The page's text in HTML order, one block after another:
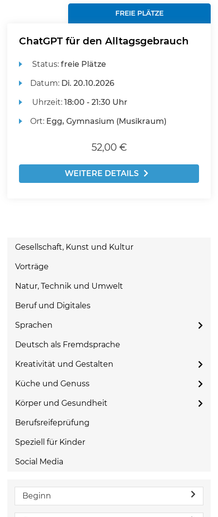
FREIE PLÄTZE
ChatGPT für den Alltagsgebrauch
Status:freie Plätze
Datum: Di. 20.10.2026
Uhrzeit:18:00 - 21:30 Uhr
Ort: Egg, Gymnasium (Musikraum)
52,00 €
WEITERE DETAILS
Gesellschaft, Kunst und Kultur
Vorträge
Natur, Technik und Umwelt
Beruf und Digitales
Sprachen
Deutsch als Fremdsprache
Kreativität und Gestalten
Küche und Genuss
Körper und Gesundheit
Berufsreifeprüfung
Speziell für Kinder
Social Media
Beginn